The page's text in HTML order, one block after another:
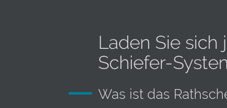
Laden Sie
Schiefer-
Was ist das